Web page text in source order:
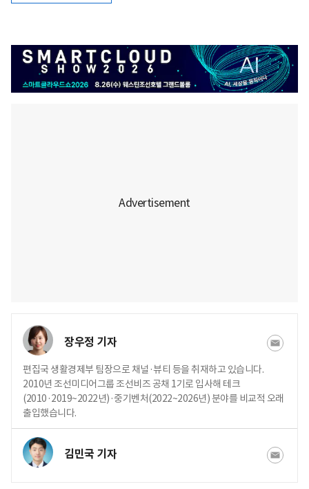
장우정 기자
편집국 생활경제부 팀장으로 채널·뷰티 등을 취재하고 있습니다.
2010년 조선미디어그룹 조선비즈 공채 1기로 입사해 테크
(2010·2019~2022년)·중기벤처(2022~2026년) 분야를 비교적 오래
출입했습니다.
김민국 기자